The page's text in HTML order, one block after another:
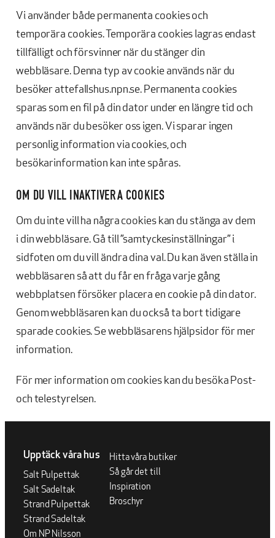
Vi använder både permanenta cookies och
temporära cookies. Temporära cookies lagras endast
tillfälligt och försvinner när du stänger din
webbläsare. Denna typ av cookie används när du
besöker attefallshus.npn.se. Permanenta cookies
sparas som en fil på din dator under en längre tid och
används när du besöker oss igen. Vi sparar ingen
personlig information via cookies, och
besökarinformation kan inte spåras.
OM DU VILL INAKTIVERA COOKIES
Om du inte vill ha några cookies kan du stänga av dem
i din webbläsare. Gå till ”samtyckesinställningar” i
sidfoten om du vill ändra dina val. Du kan även ställa in
webbläsaren så att du får en fråga varje gång
webbplatsen försöker placera en cookie på din dator.
Genom webbläsaren kan du också ta bort tidigare
sparade cookies. Se webbläsarens hjälpsidor för mer
information.
För mer information om cookies kan du besöka Post-
och telestyrelsen.
Upptäck våra hus
Salt Pulpettak
Salt Sadeltak
Strand Pulpettak
Strand Sadeltak
Hitta våra butiker
Så går det till
Inspiration
Broschyr
Om NP Nilsson